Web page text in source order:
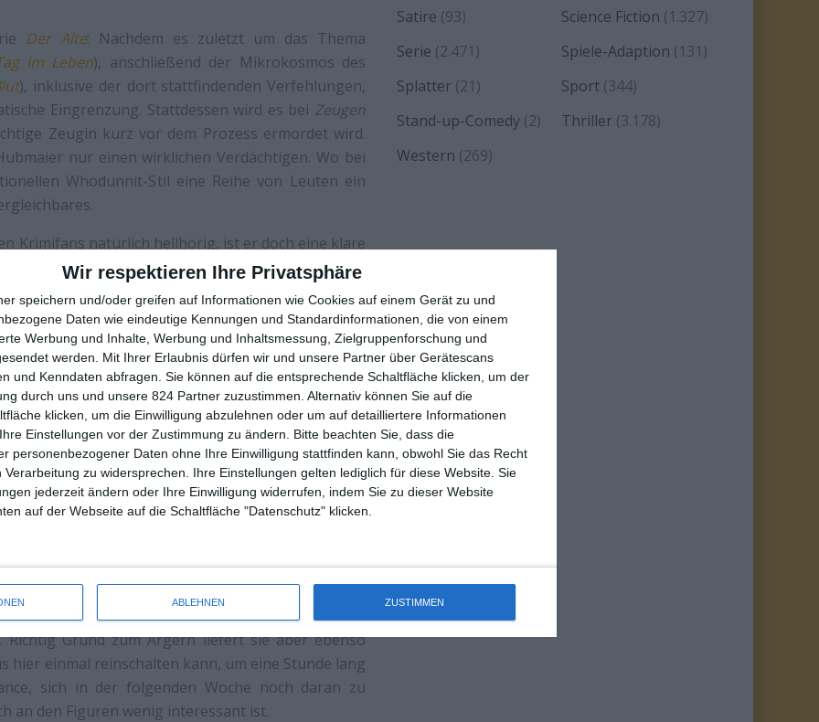
Wir respektieren Ihre Privatsphäre
speichern und/oder greifen auf Informationen wie Cookies auf einem Gerät zu und
Daten wie eindeutige Kennungen und Standardinformationen, die von einem
Werbung und Inhalte, Werbung und Inhaltsmessung, Zielgruppenforschung und
werden.
Mit Ihrer Erlaubnis dürfen wir und unsere Partner über Gerätescans
und Kenndaten abfragen. Sie können auf die entsprechende Schaltfläche klicken, um der
durch uns und unsere 824 Partner zuzustimmen. Alternativ können Sie auf die
klicken, um die Einwilligung abzulehnen oder um auf detailliertere Informationen
Einstellungen vor der Zustimmung zu ändern.
Bitte beachten Sie, dass die
personenbezogener Daten ohne Ihre Einwilligung stattfinden kann, obwohl Sie das Recht
Verarbeitung zu widersprechen. Ihre Einstellungen gelten lediglich für diese Website. Sie
jederzeit ändern oder Ihre Einwilligung widerrufen, indem Sie zu dieser Website
auf der Webseite auf die Schaltfläche "Datenschutz" klicken.
ABLEHNEN ZUSTIMMEN
Der Alte: Nachdem es zuletzt um das Thema
im Leben), anschließend der Mikrokosmos des
), inklusive der dort stattfindenden Verfehlungen,
Eingrenzung. Stattdessen wird es bei Zeugen
Zeugin kurz vor dem Prozess ermordet wird.
nur einen wirklichen Verdächtigen. Wo bei
Whodunnit-Stil eine Reihe von Leuten ein
Krimifans natürlich hellhörig, ist er doch eine klare
verfilmtesZeugin der Anklage. Tatsächliche
nicht erwarten. Die Szenarien haben nichts
auch nicht erwarten, dass die Geschichte hier
Eigentlich ist das hier sogar sehr
dar, als es die Ausgangssituation vermuten lässt.
dass das alles anders ist als gedacht. Aufgrund
Verdächtigen gibt es aber nicht viele andere
nicht von selbst auf die Auflösung kommen wird,
glaubwürdig ist. Sie ist zwar besser als die
das muss ja nicht viel heißen. Ansonsten ist
Folge der Endlosserie, die das Bewährte abspult,
Grund zum Ärgern liefert sie aber ebenso
hier einmal reinschalten kann, um eine Stunde lang
sich in der folgenden Woche noch daran zu
an den Figuren wenig interessant ist.
Satire (93) Science Fiction (1.327)
Serie (2.471) Spiele-Adaption (131)
Splatter (21) Sport(344)
Stand-up-Comedy (2) Thriller(3.178)
Western (269)